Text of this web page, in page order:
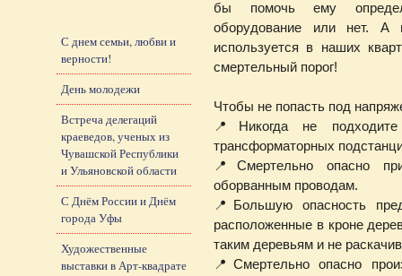
бы помочь ему
оборудование или нет. А
используется в наших
смертельный порог!
Чтобы не попасть под
📍Никогда не
трансформаторных
📍Смертельно опасно
оборванным проводам.
📍Большую опасность
расположенные в кроне
таким деревьям и не
📍Смертельно опасно
С днем семьи, любви и
верности!
День молодежи
Встреча делегаций
краеведов, ученых из
Чувашской Республики
и Ульяновской области
С Днём России и Днём
города Уфы
Художественные
выставки в Арт-квадрате